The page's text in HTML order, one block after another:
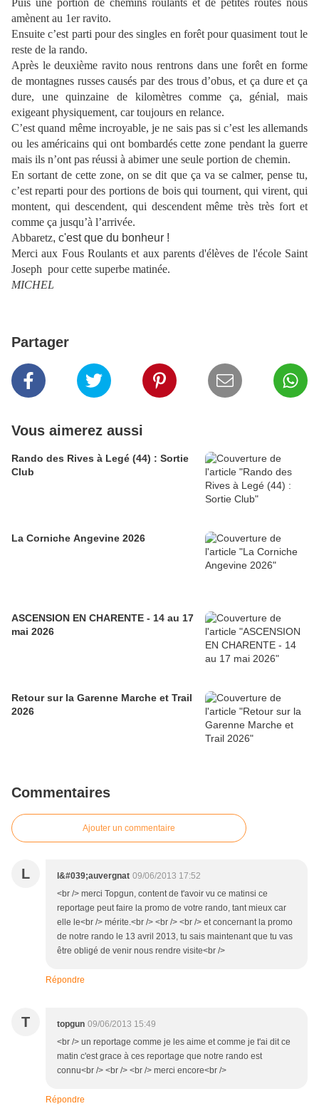
Puis une portion de chemins roulants et de petites routes nous
amènent au 1er ravito.
Ensuite c’est parti pour des singles en forêt pour quasiment tout le
reste de la rando.
Après le deuxième ravito nous rentrons dans une forêt en forme
de montagnes russes causés par des trous d’obus, et ça dure et ça
dure, une quinzaine de kilomètres comme ça, génial, mais
exigeant physiquement, car toujours en relance.
C’est quand même incroyable, je ne sais pas si c’est les allemands
ou les américains qui ont bombardés cette zone pendant la guerre
mais ils n’ont pas réussi à abimer une seule portion de chemin.
En sortant de cette zone, on se dit que ça va se calmer, pense tu,
c’est reparti pour des portions de bois qui tournent, qui virent, qui
montent, qui descendent, qui descendent même très très fort et
comme ça jusqu’à l’arrivée.
Abbaretz, c'est que du bonheur !
Merci aux Fous Roulants et aux parents d'élèves de l'école Saint
Joseph pour cette superbe matinée.
MICHEL
Partager
Vous aimerez aussi
Rando des Rives à Legé (44) : Sortie
Club
La Corniche Angevine 2026
ASCENSION EN CHARENTE - 14 au 17
mai 2026
Retour sur la Garenne Marche et Trail
2026
Commentaires
Ajouter un commentaire
L l&#039;auvergnat 09/06/2013 17:52
<br /> merci Topgun, content de t'avoir vu ce matinsi ce
reportage peut faire la promo de votre rando, tant mieux car
elle le<br /> mérite.<br /> <br /> <br /> et concernant la promo
de notre rando le 13 avril 2013, tu sais maintenant que tu vas
être obligé de venir nous rendre visite<br />
Répondre
T topgun 09/06/2013 15:49
<br /> un reportage comme je les aime et comme je t'ai dit ce
matin c'est grace à ces reportage que notre rando est
connu<br /> <br /> <br /> merci encore<br />
Répondre